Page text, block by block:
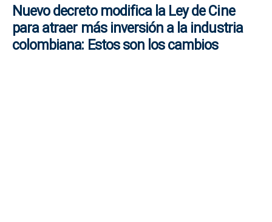
Nuevo decreto modifica la Ley de Cine
para atraer más inversión a la industria
colombiana: Estos son los cambios